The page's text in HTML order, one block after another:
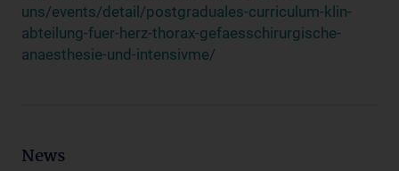
uns/events/detail/postgraduales-curriculum-klin-
abteilung-fuer-herz-thorax-gefaesschirurgische-
anaesthesie-und-intensivme/
News